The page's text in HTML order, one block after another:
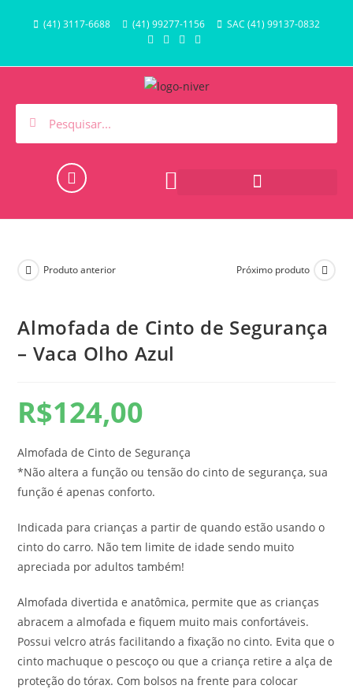
(41) 3117-6688 (41) 99277-1156 SAC (41) 99137-0832
Produto anterior Próximo produto
Almofada de Cinto de Segurança
– Vaca Olho Azul
R$124,00
Almofada de Cinto de Segurança
*Não altera a função ou tensão do cinto de segurança, sua
função é apenas conforto.
Indicada para crianças a partir de quando estão usando o
cinto do carro. Não tem limite de idade sendo muito
apreciada por adultos também!
Almofada divertida e anatômica, permite que as crianças
abracem a almofada e fiquem muito mais confortáveis.
Possui velcro atrás facilitando a fixação no cinto. Evita que o
cinto machuque o pescoço ou que a criança retire a alça de
proteção do tórax. Com bolsos na frente para colocar